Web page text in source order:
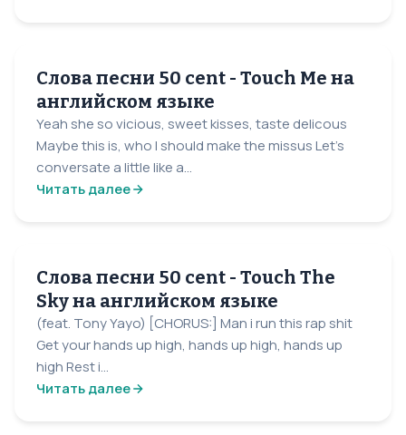
Слова песни 50 cent - Touch Me на
английском языке
Yeah she so vicious, sweet kisses, taste delicous
Maybe this is, who I should make the missus Let's
conversate a little like a...
Читать далее
Слова песни 50 cent - Touch The
Sky на английском языке
(feat. Tony Yayo) [CHORUS:] Man i run this rap shit
Get your hands up high, hands up high, hands up
high Rest i...
Читать далее